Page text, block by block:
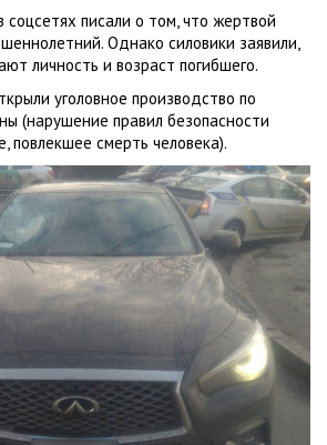
писали о том, что жертвой
Однако силовики заявили,
личность и возраст погибшего.
уголовное производство по
(нарушение правил безопасности
повлекшее смерть человека).